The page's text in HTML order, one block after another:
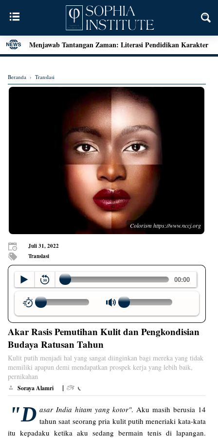
Menjawab Tantangan Zaman: Literasi Pendidikan Karakter
dan Dialog Sains dalam Kegiatan Bedah Buku Palu
Mengenal Teori Etika Immanuel Kant
Momen Terakhir Plato
Locke dan Pertanyaan Seputar Identitas Diri
Augustine on Happiness and Time
Seni Menarik Kesimpulan ala Bertrand Russel
Menjelajahi Hakikat Etika: Sebuah Refleksi dari Aristoteles
Good Is Good: Menyingkap Hakikat Kebaikan Bersama
George Edward Moore
Kebebasan Sebagai Jembatan Transendensi: Menyelami
Filsafat Eksistensial Mulla Sadra
Beranda › Translasi
Colorism https://www.nccj.org
Juli 31, 2022
Translasi
Akar Rasis Pemutihan Kulit dan Pengkondisian
Budaya Ratusan Tahun
Kulit putih menjadi hal yang sangat diinginkan bagi mereka yang tidak
memiliki apapun demi mendapatkan prospek kerja yang lebih baik,
pernikahan
Soraya Alamri |
"D asar India hitam yang kotor". Aku masih berusia 14
tahun saat seorang pria kulit putih meneriaki kata-kata
itu kepadaku ketika aku sedang bermain tenis di lapangan.